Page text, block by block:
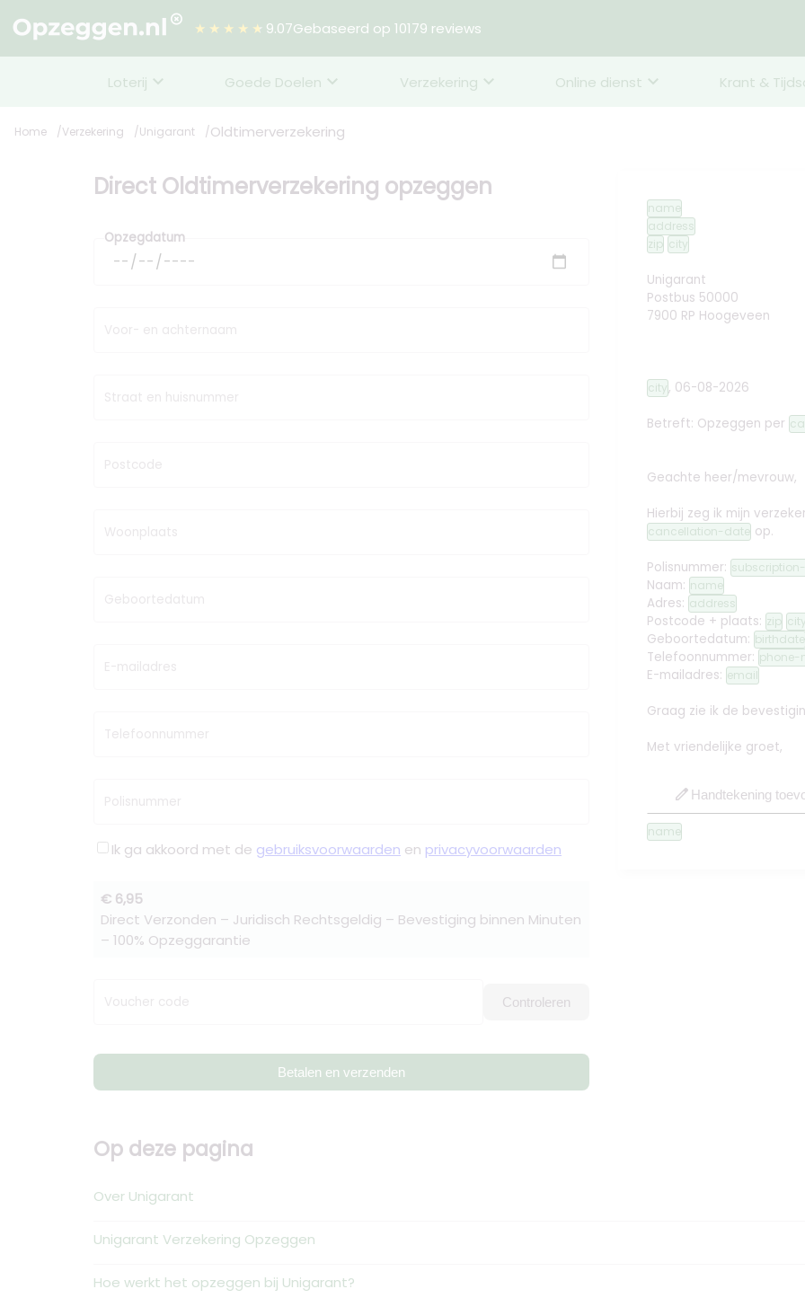
★★★★★ 9.07Gebaseerd op 10179 reviews
Loterij Goede Doelen Verzekering Online dienst Krant &
Home Verzekering Unigarant Oldtimerverzekering
Direct Oldtimerverzekering opzeggen
Opzegdatum
Voor- en achternaam
Straat en huisnummer
Postcode
Woonplaats
Geboortedatum
E-mailadres
Telefoonnummer
Polisnummer
Ik ga akkoord met de gebruiksvoorwaarden en privacyvoorwaarden
€ 6,95
Direct Verzonden – Juridisch Rechtsgeldig – Bevestiging binnen Minuten
– 100% Opzeggarantie
Voucher code Controleren
Betalen en verzenden
name
address
zip city
Unigarant
Postbus 50000
7900 RP Hoogeveen
city, 06-08-2026
Betreft: Opzeggen per
Geachte heer/mevrouw,
Hierbij zeg ik mijn
cancellation-date op.
Polisnummer:
Naam: name
Adres: address
Postcode + plaats: zip city
Geboortedatum: birthdate
Telefoonnummer: phone-
E-mailadres: email
Graag zie ik de
Met vriendelijke groet,
edit Handtekening
name
Op deze pagina
Over Unigarant
Unigarant Verzekering Opzeggen
Hoe werkt het opzeggen bij Unigarant?